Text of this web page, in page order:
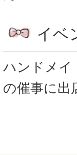
イベ
ハンドメイ
の催事に出